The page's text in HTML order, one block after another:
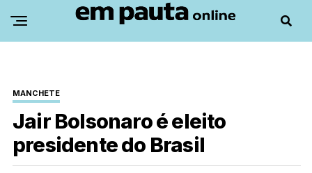
MANCHETE
Jair Bolsonaro é eleito
presidente do Brasil